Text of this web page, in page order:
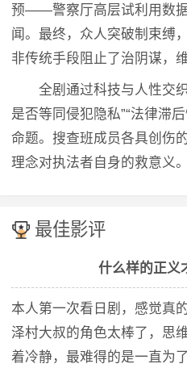
预——警察厅高层试利用数
闻。最终，众人突破制束缚
非传统手段阻止了治阴谋，
全剧通过科技与人性交织
是否等同侵犯隐私”“法律滞
命题。搜查班成员各具创伤
理念对执法者自身的救意义。
最佳影评
什么样的正义
本人第一次看日剧，感觉真
泽村大叔的角色太棒了，思
着冷静，最难得的是一直为